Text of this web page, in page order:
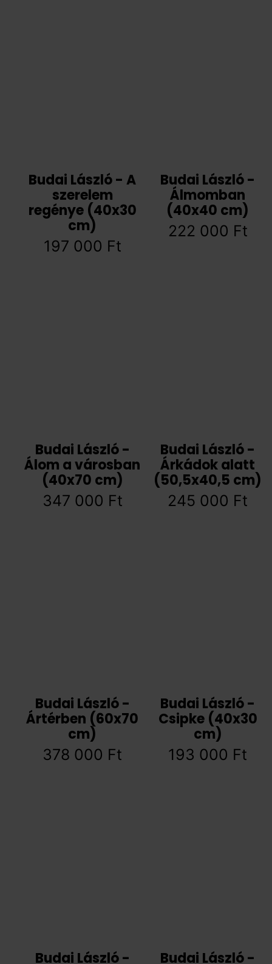
Budai László - A
szerelem
regénye (40x30
cm)
197 000 Ft
Budai László -
Álmomban
(40x40 cm)
222 000 Ft
Budai László -
Álom a városban
(40x70 cm)
347 000 Ft
Budai László -
Árkádok alatt
(50,5x40,5 cm)
245 000 Ft
Budai László -
Ártérben (60x70
cm)
378 000 Ft
Budai László -
Csipke (40x30
cm)
193 000 Ft
Budai László -
Budai László -